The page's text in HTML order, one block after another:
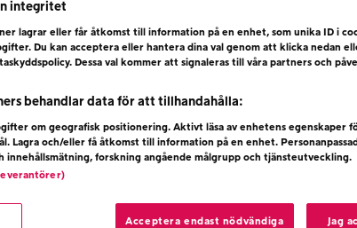
integritet
lagrar eller får åtkomst till information på en enhet, som unika ID i
Du kan acceptera eller hantera dina val genom att klicka nedan
Dessa val kommer att signaleras till våra partners och
behandlar data för att tillhandahålla:
om geografisk positionering. Aktivt läsa av enhetens egenskaper
Lagra och/eller få åtkomst till information på en enhet.
innehållsmätning, forskning angående målgrupp och tjänsteutveckling.
Acceptera endast nödvändiga Jag